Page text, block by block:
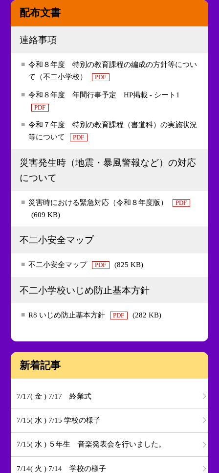
配布文書
連絡事項
令和８年度 特別の教育課程の編成の方針等につい
て（不二小学校）
PDF
令和８年度 年間行事予定 HP掲載 - シート1
PDF
令和７年度 特別の教育課程（書道科）の実施状況
等について
PDF
災害発生時（地震・暴風警報など）の対応
について
災害時における緊急対応（令和８年度版） PDF
(609 KB)
不二小安全マップ
不二小安全マップ PDF (825 KB)
不二小学校いじめ防止基本方針
R8 いじめ防止基本方針 PDF (282 KB)
新着記事
7/17( 金 ) 7/17 終業式
7/15( 水 ) 7/15 学校の様子
7/15( 水 ) ５年生 音楽発表会を行いました。
7/14( 火 ) 7/14 学校の様子